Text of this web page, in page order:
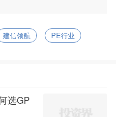
建信领航 PE行业
选GP